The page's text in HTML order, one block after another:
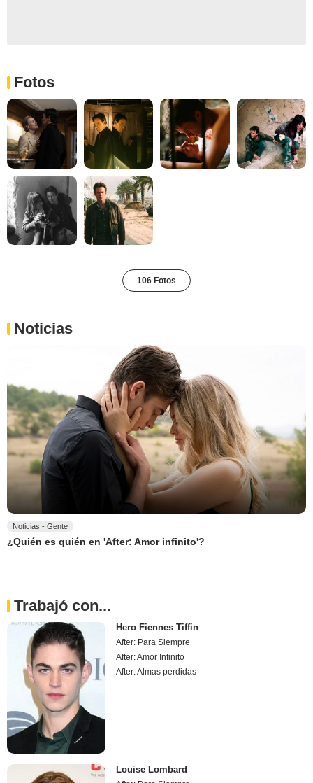
Fotos
106 Fotos
Noticias
Noticias - Gente
¿Quién es quién en 'After: Amor infinito'?
Trabajó con...
Hero Fiennes Tiffin
After: Para Siempre
After: Amor Infinito
After: Almas perdidas
Louise Lombard